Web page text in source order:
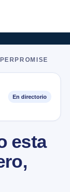
En directorio
esta